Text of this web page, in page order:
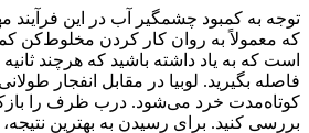
توجه به کمبود چشمگیر آب در این
که معمولاً به روان کار کردن مخلوط‌کن
است که به یاد داشته باشید که هرچند
فاصله بگیرید. لوبیا در مقابل انفجار
کوتاه‌مدت خرد می‌شود. درب ظرف را
بررسی کنید. برای رسیدن به بهترین